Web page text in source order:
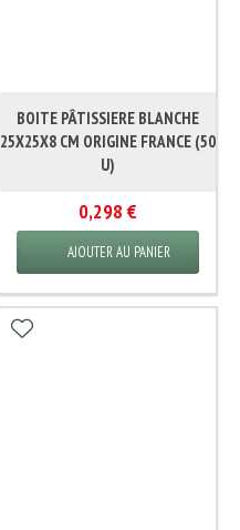
BOITE PÂTISSIERE BLANCHE
25X25X8 CM ORIGINE FRANCE (50
U)
0,298 €
AJOUTER AU PANIER